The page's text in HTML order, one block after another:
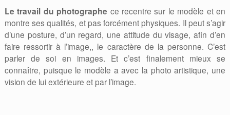
Le travail du photographe ce recentre sur le modèle et en
montre ses qualités, et pas forcément physiques. Il peut s’agir
d’une posture, d’un regard, une attitude du visage, afin d’en
faire ressortir à l’image,, le caractère de la personne. C’est
parler de soi en images. Et c’est finalement mieux se
connaître, puisque le modèle a avec la photo artistique, une
vision de lui extérieure et par l’image.